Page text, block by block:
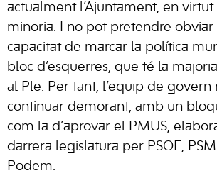
actualment l’Ajuntament, en virtut
minoria. I no pot pretendre
capacitat de marcar la política
bloc d’esquerres, que té la
al Ple. Per tant, l’equip de govern
continuar demorant, amb un
com la d’aprovar el PMUS,
darrera legislatura per PSOE,
Podem.